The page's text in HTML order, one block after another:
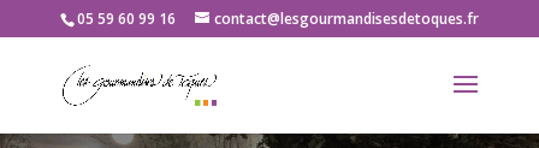
05 59 60 99 16 contact@lesgourmandisesdetoques.fr